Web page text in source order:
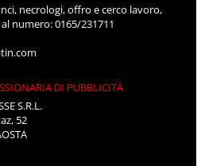
necrologi, offro e cerco lavoro,
numero: 0165/231711
DI PUBBLICITÀ
S.R.L.
52